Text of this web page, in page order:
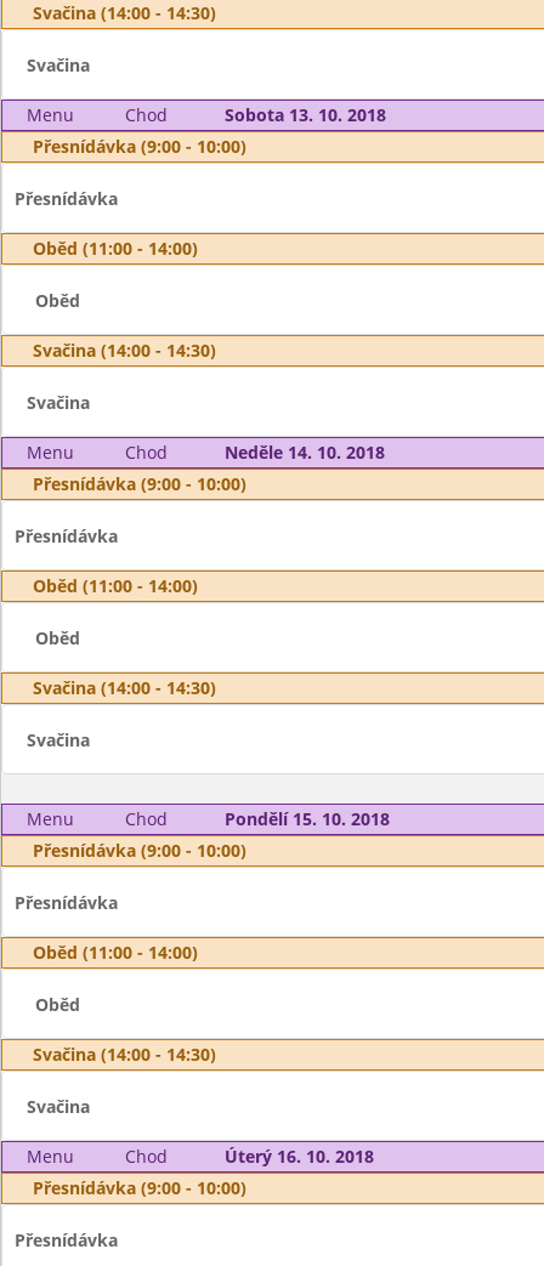
Svačina (14:00 - 14:30)
Svačina
Menu Chod
Sobota 13. 10. 2018
Přesnídávka (9:00 - 10:00)
Přesnídávka
Oběd (11:00 - 14:00)
Oběd
Svačina (14:00 - 14:30)
Svačina
Menu Chod
Neděle 14. 10. 2018
Přesnídávka (9:00 - 10:00)
Přesnídávka
Oběd (11:00 - 14:00)
Oběd
Svačina (14:00 - 14:30)
Svačina
Menu Chod
Pondělí 15. 10. 2018
Přesnídávka (9:00 - 10:00)
Přesnídávka
Oběd (11:00 - 14:00)
Oběd
Svačina (14:00 - 14:30)
Svačina
Menu Chod
Úterý 16. 10. 2018
Přesnídávka (9:00 - 10:00)
Přesnídávka